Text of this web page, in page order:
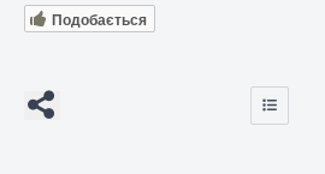
Подобається